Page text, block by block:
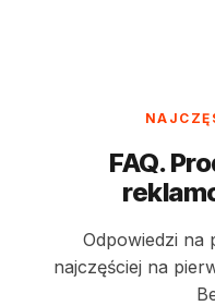
FAQ.
Odpowiedzi na
najczęściej na